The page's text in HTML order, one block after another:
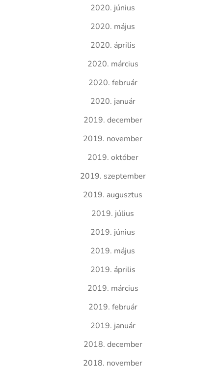
2020. június
2020. május
2020. április
2020. március
2020. február
2020. január
2019. december
2019. november
2019. október
2019. szeptember
2019. augusztus
2019. július
2019. június
2019. május
2019. április
2019. március
2019. február
2019. január
2018. december
2018. november